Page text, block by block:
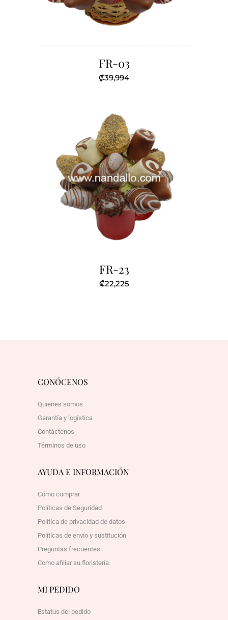
FR-03
₡39,994
FR-23
₡22,225
CONÓCENOS
Quienes somos
Garantía y logística
Contáctenos
Términos de uso
AYUDA E INFORMACIÓN
Cómo comprar
Políticas de Seguridad
Política de privacidad de datos
Políticas de envío y sustitución
Preguntas frecuentes
Como afiliar su floristería
MI PEDIDO
Estatus del pedido